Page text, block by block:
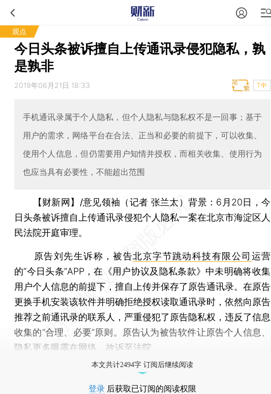
观点
今日头条被诉擅自上传通讯录侵犯隐私，孰
是孰非
2019年06月21日 18:33 T中
手机通讯录属于个人隐私，但个人隐私与隐私权不是一回事；基于
用户的需求，网络平台在合法、正当和必要的前提下，可以收集、
使用个人信息，但仍需要用户知情并授权，而相关收集、使用行为
也应当具有必要性，不能超出范围
【财新网】/意见领袖（记者 张兰太）背景：6月20日，今
日头条被诉擅自上传通讯录侵犯个人隐私一案在北京市海淀区人
民法院开庭审理。
原告刘先生诉称，被告北京字节跳动科技有限公司 运营
的“今日头条”APP，在《用户协议及隐私条款》中未明确将收集
用户个人信息的前提下，擅自上传并保存了原告通讯录。在原告
更换手机安装该软件并明确拒绝授权读取通讯录时，依然向原告
推荐之前通讯录的联系人，严重侵犯了原告隐私权，违反了信息
收集的“合理、必要”原则。原告认为被告软件让原告个人信息、
隐私更多曝露在网络，故诉至法院。
本文共计2494字 订阅后继续阅读
登录 后获取已订阅的阅读权限